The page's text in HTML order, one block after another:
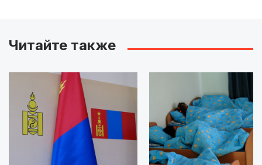
Читайте также